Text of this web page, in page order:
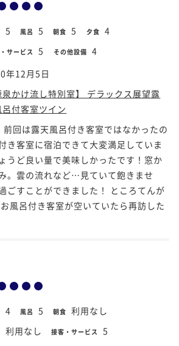
5 風呂 5 朝食 5 夕食 4
サービス 5 その他設備 4
年12月5日
泉かけ流し特別室】 デラックス展望露
呂付客室ツイン
回は露天風呂付き客室ではなかったの
き客室に宿泊できて大変満足していま
うど良い量で美味しかったです！窓か
。雲の流れなど…見ていて飽きませ
ごすことができました！ ところてんが
風呂付き客室が空いていたら再訪した
4 風呂 5 朝食 利用なし
利用なし 接客・サービス 5